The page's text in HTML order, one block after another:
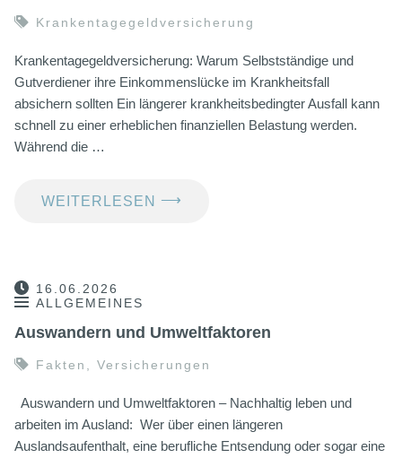
Krankentagegeldversicherung
Krankentagegeldversicherung: Warum Selbstständige und
Gutverdiener ihre Einkommenslücke im Krankheitsfall
absichern sollten Ein längerer krankheitsbedingter Ausfall kann
schnell zu einer erheblichen finanziellen Belastung werden.
Während die …
WEITERLESEN ⟶
16.06.2026
ALLGEMEINES
Auswandern und Umweltfaktoren
Fakten Versicherungen
Auswandern und Umweltfaktoren – Nachhaltig leben und
arbeiten im Ausland: Wer über einen längeren
Auslandsaufenthalt, eine berufliche Entsendung oder sogar eine